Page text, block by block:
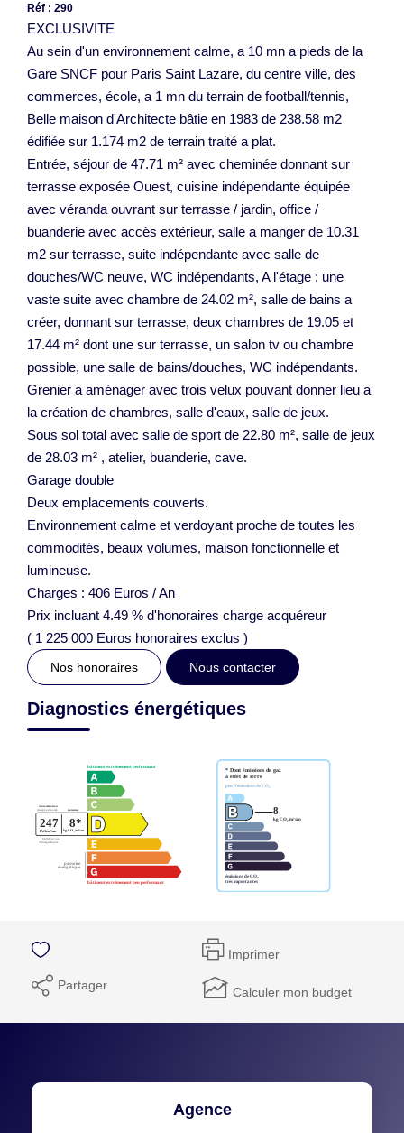
Réf : 290
EXCLUSIVITE
Au sein d'un environnement calme, a 10 mn a pieds de la
Gare SNCF pour Paris Saint Lazare, du centre ville, des
commerces, école, a 1 mn du terrain de football/tennis,
Belle maison d'Architecte bâtie en 1983 de 238.58 m2
édifiée sur 1.174 m2 de terrain traité a plat.
Entrée, séjour de 47.71 m² avec cheminée donnant sur
terrasse exposée Ouest, cuisine indépendante équipée
avec véranda ouvrant sur terrasse / jardin, office /
buanderie avec accès extérieur, salle a manger de 10.31
m2 sur terrasse, suite indépendante avec salle de
douches/WC neuve, WC indépendants, A l'étage : une
vaste suite avec chambre de 24.02 m², salle de bains a
créer, donnant sur terrasse, deux chambres de 19.05 et
17.44 m² dont une sur terrasse, un salon tv ou chambre
possible, une salle de bains/douches, WC indépendants.
Grenier a aménager avec trois velux pouvant donner lieu a
la création de chambres, salle d'eaux, salle de jeux.
Sous sol total avec salle de sport de 22.80 m², salle de jeux
de 28.03 m² , atelier, buanderie, cave.
Garage double
Deux emplacements couverts.
Environnement calme et verdoyant proche de toutes les
commodités, beaux volumes, maison fonctionnelle et
lumineuse.
Charges : 406 Euros / An
Prix incluant 4.49 % d'honoraires charge acquéreur
( 1 225 000 Euros honoraires exclus )
Nos honoraires Nous contacter
Diagnostics énergétiques
Imprimer
Partager Calculer mon budget
Agence